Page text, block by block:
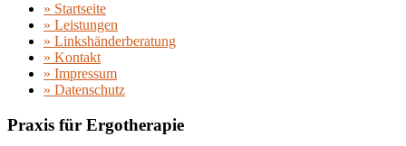
» Startseite
» Leistungen
» Linkshänderberatung
» Kontakt
» Impressum
» Datenschutz
Praxis für Ergotherapie